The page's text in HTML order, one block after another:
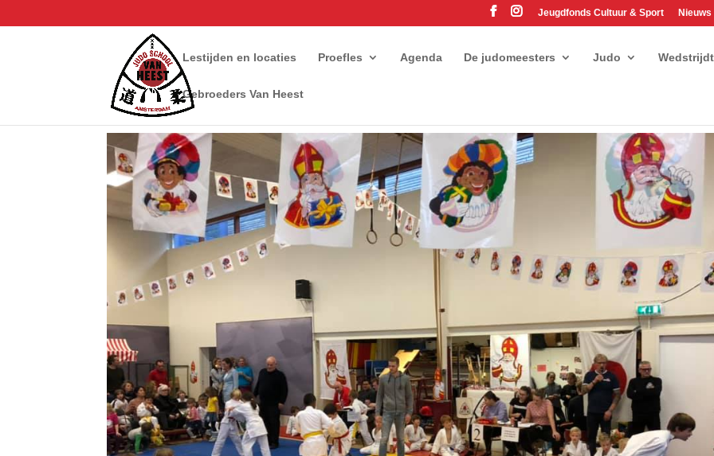
Jeugdfonds Cultuur & Sport Nieuws
Lestijden en locaties Proefles Agenda De judomeesters Judo
Gebroeders Van Heest